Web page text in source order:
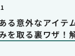
る意外なアイテ
を取る裏ワザ！